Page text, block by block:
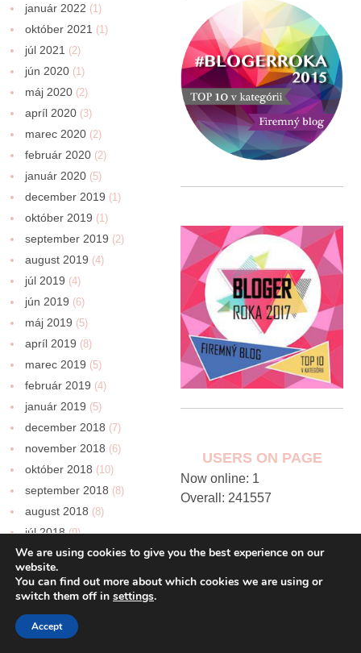
január 2022 (1)
október 2021 (1)
júl 2021 (2)
jún 2020 (1)
máj 2020 (2)
apríl 2020 (3)
marec 2020 (2)
február 2020 (2)
január 2020 (5)
december 2019 (1)
október 2019 (1)
september 2019 (2)
august 2019 (4)
júl 2019 (4)
jún 2019 (6)
máj 2019 (5)
apríl 2019 (8)
marec 2019 (5)
február 2019 (4)
január 2019 (5)
december 2018 (7)
november 2018 (6)
október 2018 (10)
september 2018 (8)
august 2018 (8)
júl 2018(9)
jún 2018(7)
máj 2018
apríl 2018(10)
marec 2018
február 2018
USERS ON PAGE
Now online: 1
Overall: 241557
We are using cookies to give you the best experience on our
website.
You can find out more about which cookies we are using or
switch them off in settings.
Accept